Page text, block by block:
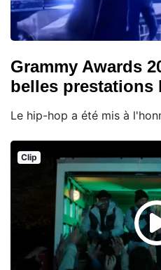
Grammy Awards
belles prestations
Le hip-hop a été mis à
Clip